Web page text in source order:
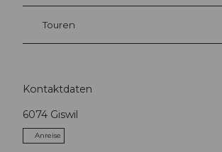
Touren
Kontaktdaten
6074 Giswil
Anreise